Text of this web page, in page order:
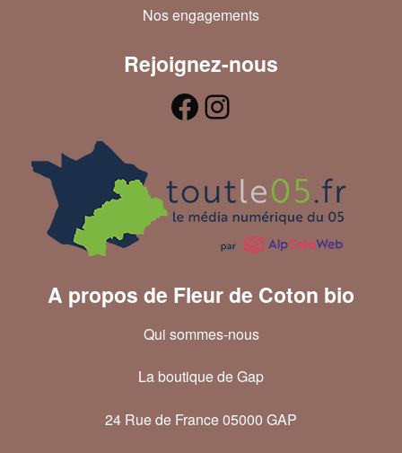
Nos engagements
Rejoignez-nous
A propos de Fleur de Coton bio
Qui sommes-nous
La boutique de Gap
24 Rue de France 05000 GAP